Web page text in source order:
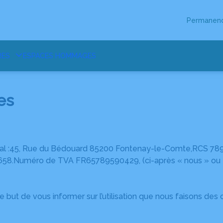
ESPACES HOMMAGES
:45, Rue du Bédouard 85200 Fontenay-le-Comte,RCS
de TVA FR65789590429, (ci-après « nous »
de vous informer sur l’utilisation que nous faisons